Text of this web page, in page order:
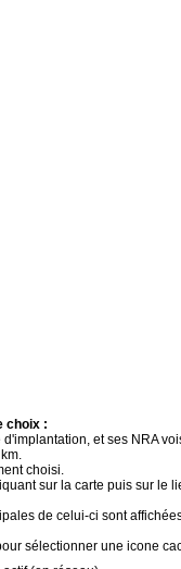
choix :
et ses NRA
choisi.
sur la carte puis sur le
de celui-ci sont
sélectionner une icone